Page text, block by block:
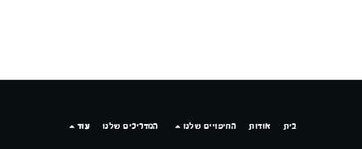
בית אודות החיפויים שלנו המדריכים שלנו עוד